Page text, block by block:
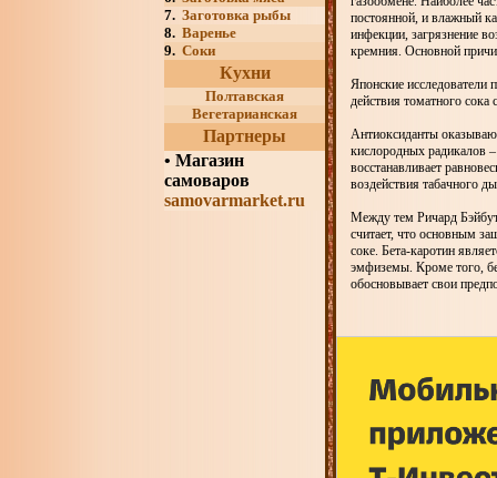
7. Заготовка рыбы
8. Варенье
9. Соки
Кухни
Полтавская
Вегетарианская
Партнеры
• Магазин
самоваров
samovarmarket.ru
постоянной, и влажный
инфекции, загрязнение
кремния. Основной
Японские
действия томатного
Антиоксиданты
кислородных радикалов
восстанавливает
воздействия табачного
Между тем Ричард
считает, что основным
соке. Бета-каротин
эмфиземы. Кроме того,
обосновывает свои